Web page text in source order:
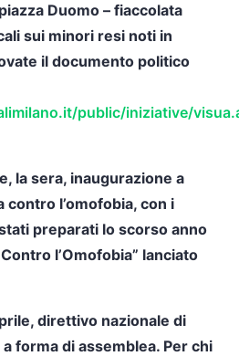
Duomo – fiaccolata
sui minori resi noti in
il documento politico
public/iniziative/
la sera, inaugurazione a
contro l’omofobia, con i
preparati lo scorso anno
l’Omofobia” lanciato
direttivo nazionale di
forma di assemblea. Per chi